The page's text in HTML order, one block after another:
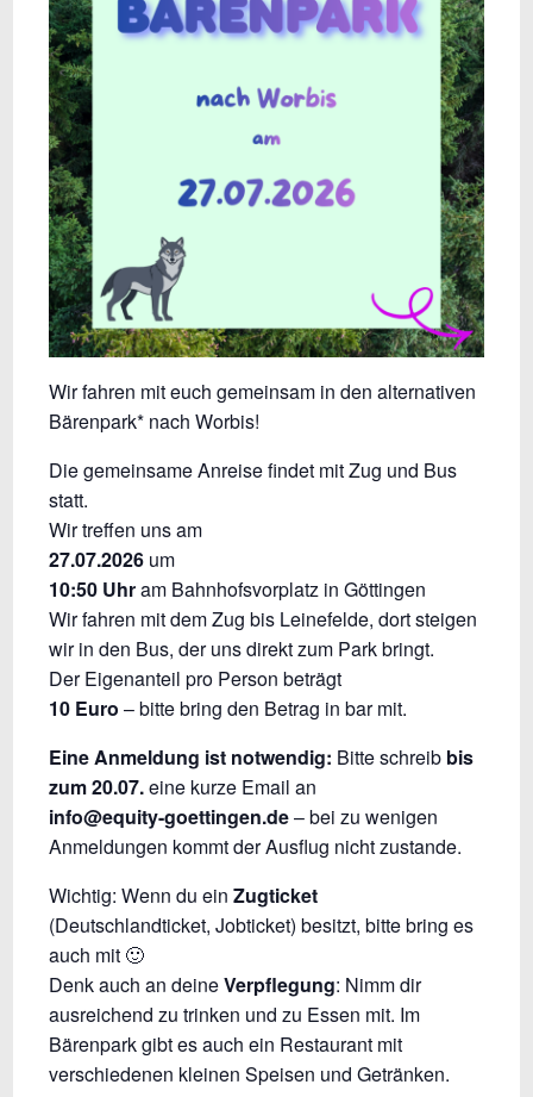
Wir fahren mit euch gemeinsam in den alternativen
Bärenpark* nach Worbis!
Die gemeinsame Anreise findet mit Zug und Bus
statt.
Wir treffen uns am
27.07.2026 um
10:50 Uhram Bahnhofsvorplatz in Göttingen
Wir fahren mit dem Zug bis Leinefelde, dort steigen
wir in den Bus, der uns direkt zum Park bringt.
Der Eigenanteil pro Person beträgt
10 Euro– bitte bring den Betrag in bar mit.
Eine Anmeldung ist notwendig: Bitte schreib bis
zum 20.07.eine kurze Email an
info@equity-goettingen.de– bei zu wenigen
Anmeldungen kommt der Ausflug nicht zustande.
Wichtig: Wenn du einZugticket
(Deutschlandticket, Jobticket) besitzt, bitte bring es
auch mit 🙂
Denk auch an deineVerpflegung: Nimm dir
ausreichend zu trinken und zu Essen mit. Im
Bärenpark gibt es auch ein Restaurant mit
verschiedenen kleinen Speisen und Getränken.